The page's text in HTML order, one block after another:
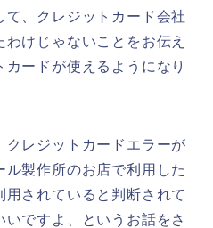
て、クレジットカード会社
けじゃないことをお伝え
ードが使えるようになり
クレジットカードエラーが
製作所のお店で利用した
されていると判断されて
ですよ、というお話をさ